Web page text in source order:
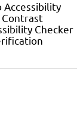
Accessibility
Contrast
Checker